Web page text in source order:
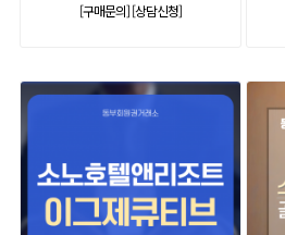
[구매문의][상담신청]